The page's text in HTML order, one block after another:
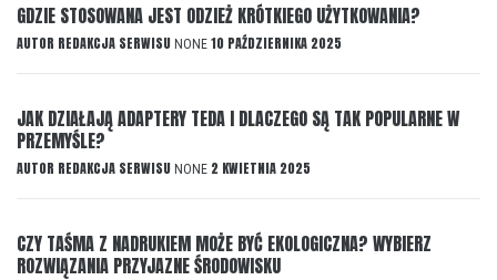
GDZIE STOSOWANA JEST ODZIEŻ KRÓTKIEGO UŻYTKOWANIA?
AUTOR REDAKCJA SERWISU NONE 10 PAŹDZIERNIKA 2025
JAK DZIAŁAJĄ ADAPTERY TEDA I DLACZEGO SĄ TAK POPULARNE W
PRZEMYŚLE?
AUTOR REDAKCJA SERWISU NONE 2 KWIETNIA 2025
CZY TAŚMA Z NADRUKIEM MOŻE BYĆ EKOLOGICZNA? WYBIERZ
ROZWIĄZANIA PRZYJAZNE ŚRODOWISKU